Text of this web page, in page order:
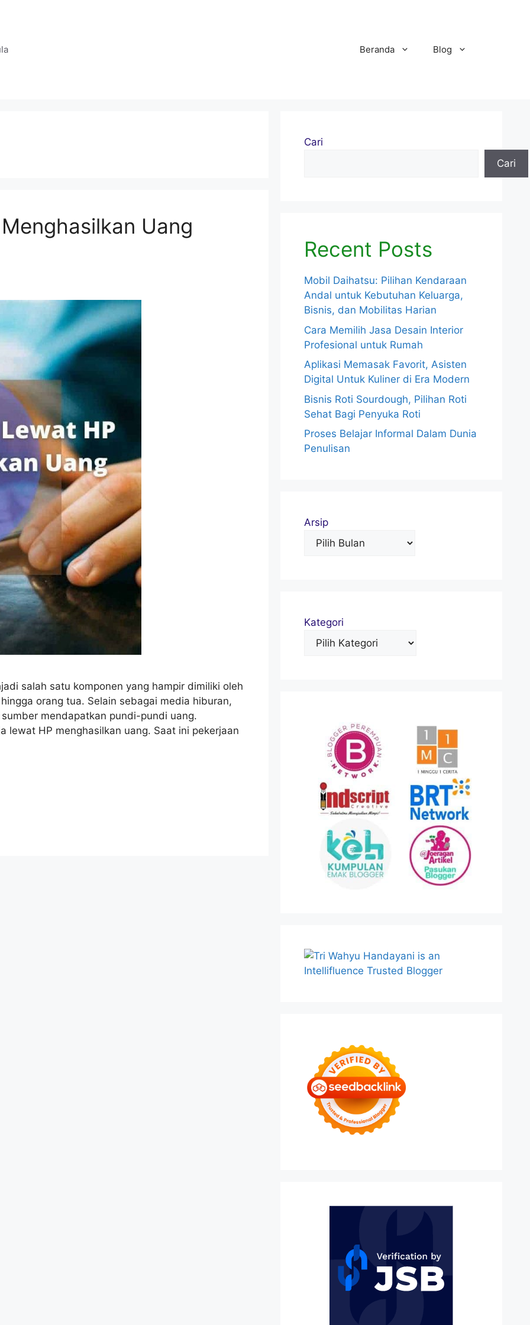
Beranda Blog
Uang
salah satu komponen yang hampir dimiliki oleh
orang tua. Selain sebagai media hiburan,
mendapatkan pundi-pundi uang.
lewat HP menghasilkan uang. Saat ini pekerjaan
Cari
Cari
Recent Posts
Mobil Daihatsu: Pilihan Kendaraan
Andal untuk Kebutuhan Keluarga,
Bisnis, dan Mobilitas Harian
Cara Memilih Jasa Desain Interior
Profesional untuk Rumah
Aplikasi Memasak Favorit, Asisten
Digital Untuk Kuliner di Era Modern
Bisnis Roti Sourdough, Pilihan Roti
Sehat Bagi Penyuka Roti
Proses Belajar Informal Dalam Dunia
Penulisan
Arsip
Kategori